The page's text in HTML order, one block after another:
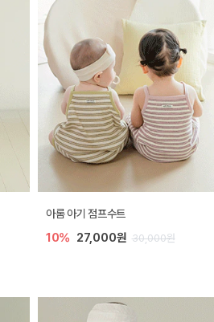
아롬 아기 점프수트
10% 27,000원 30,000원